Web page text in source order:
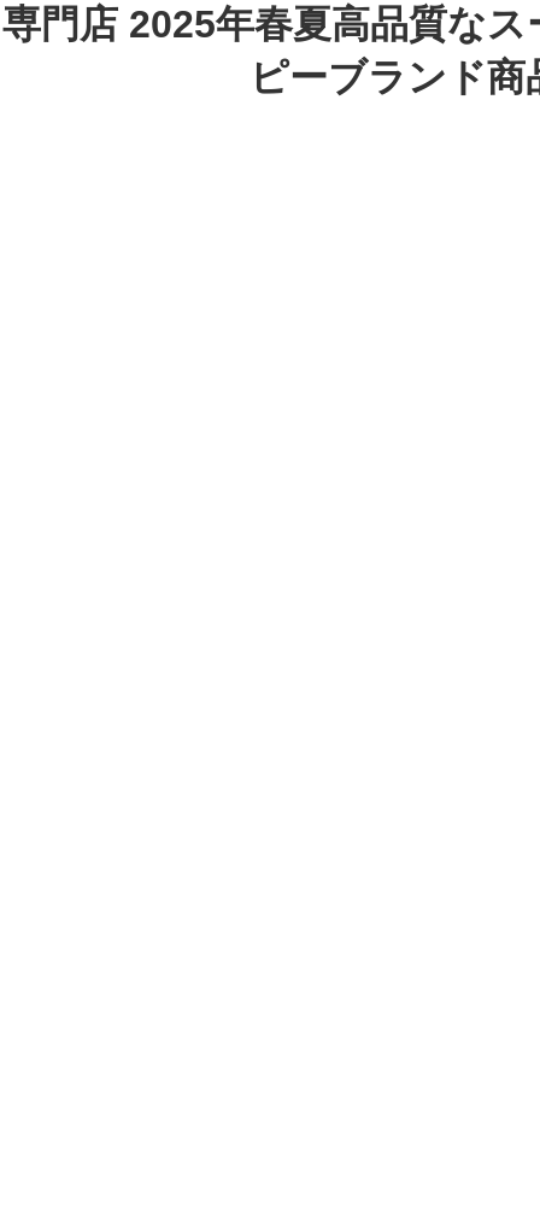
専門店 2025年春夏高品質な
ピーブランド